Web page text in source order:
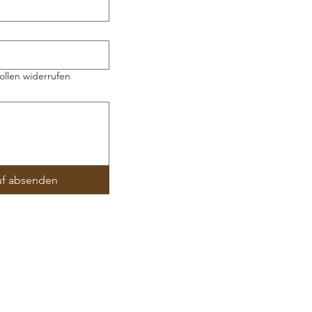
widerrufen
absenden